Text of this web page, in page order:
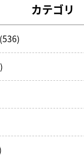
カテゴリ
(536)